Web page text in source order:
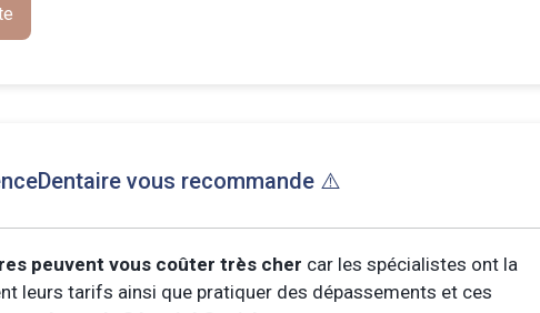
vous recommande ⚠️
peuvent vous coûter très cher car les spécialistes ont la
leurs tarifs ainsi que pratiquer des dépassements et ces